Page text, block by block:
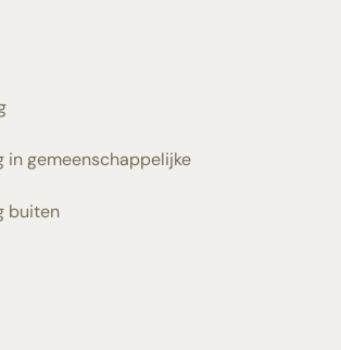
in gemeenschappelijke
buiten